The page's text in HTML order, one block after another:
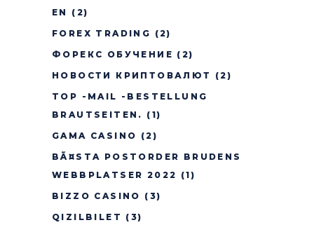
EN
(2)
FOREX TRADING (2)
ФОРЕКС ОБУЧЕНИЕ (2)
НОВОСТИ КРИПТОВАЛЮТ
(2)
TOP -MAIL -BESTELLUNG
BRAUTSEITEN. (1)
GAMA CASINO (2)
BÃ¤STA POSTORDER BRUDENS
WEBBPLATSER 2022 (1)
BIZZO CASINO (3)
QIZILBILET (3)